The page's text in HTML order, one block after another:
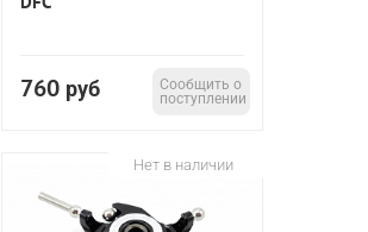
760 руб
Сообщить о
поступлении
Нет в наличии